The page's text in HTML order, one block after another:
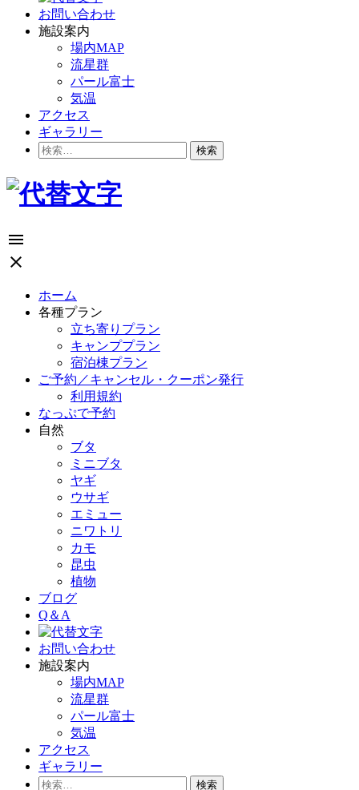
お問い合わせ
施設案内
場内MAP
流星群
パール富士
気温
アクセス
ギャラリー
検
menu
close
ホーム
各種プラン
立ち寄りプラン
キャンププラン
宿泊棟プラン
ご予約／キャンセル・クーポン発行
利用規約
なっぷで予約
自然
ブタ
ミニブタ
ヤギ
ウサギ
エミュー
ニワトリ
カモ
昆虫
植物
ブログ
Q＆A
お問い合わせ
施設案内
場内MAP
流星群
パール富士
気温
アクセス
ギャラリー
検